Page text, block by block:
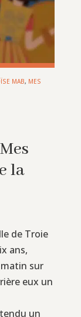
MAB, MES
la
de Troie
ans,
sur
eux un
un